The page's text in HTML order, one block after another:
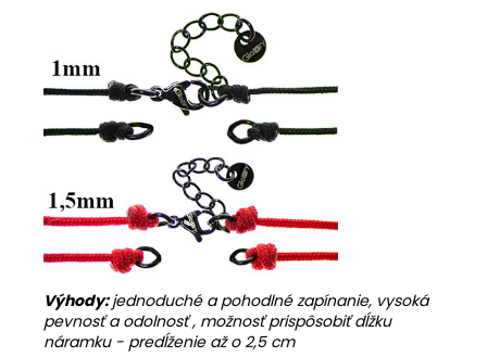
Výhody:jednoduché a pohodlné zapínanie, vysoká
pevnosť a odolnosť , možnosť prispôsobiť dĺžku
náramku - predĺženie až o 2,5 cm